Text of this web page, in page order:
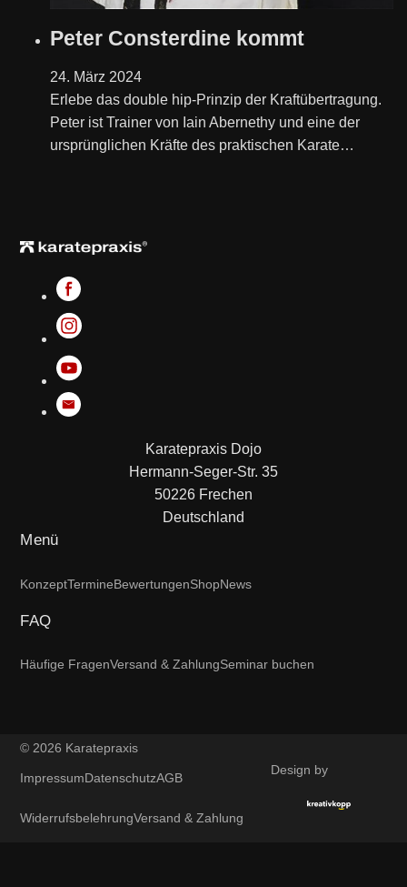
Peter Consterdine kommt
24. März 2024
Erlebe das double hip-Prinzip der Kraftübertragung.
Peter ist Trainer von Iain Abernethy und eine der
ursprünglichen Kräfte des praktischen Karate…
Karatepraxis Dojo
Hermann-Seger-Str. 35
50226 Frechen
Deutschland
Menü
KonzeptTermineBewertungenShopNews
FAQ
Häufige FragenVersand & ZahlungSeminar buchen
© 2026 Karatepraxis
ImpressumDatenschutzAGB
WiderrufsbelehrungVersand & Zahlung
Design by